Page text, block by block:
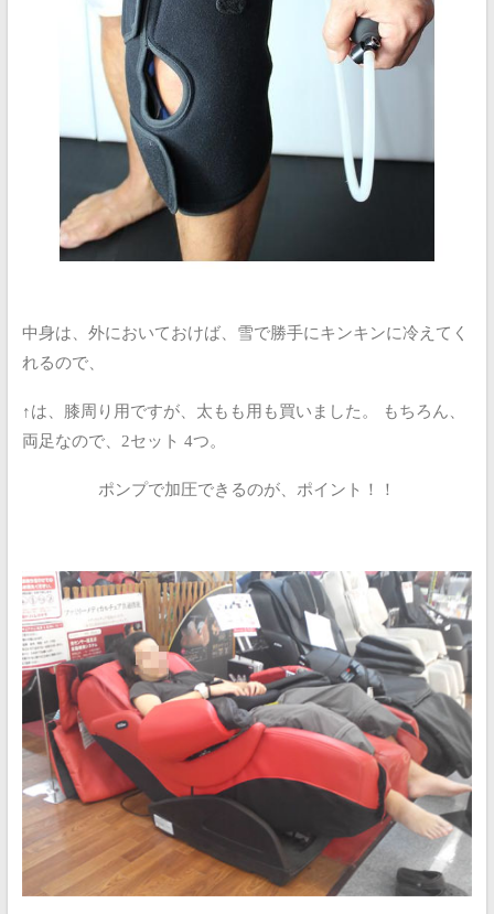
中身は、外においておけば、雪で勝手にキンキンに冷えてく
れるので、
↑は、膝周り用ですが、太もも用も買いました。
もちろん、
両足なので、2セット 4つ。
ポンプで加圧できるのが、ポイント！！